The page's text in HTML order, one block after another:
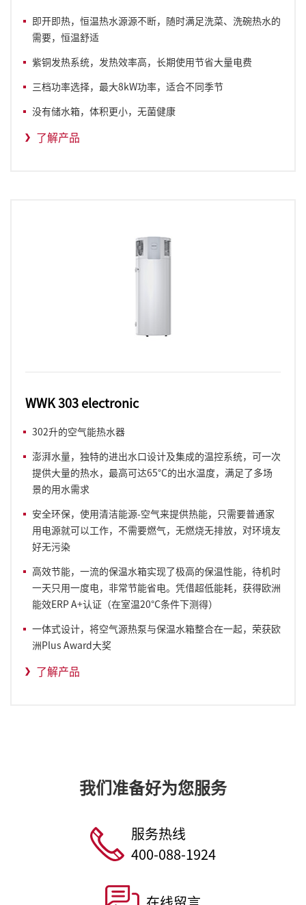
即开即热，恒温热水源源不断，随时满足洗菜、洗碗热水的
需要，恒温舒适
紫铜发热系统，发热效率高，长期使用节省大量电费
三档功率选择，最大8kW功率，适合不同季节
没有储水箱，体积更小，无菌健康
了解产品
WWK 303 electronic
302升的空气能热水器
澎湃水量，独特的进出水口设计及集成的温控系统，可一次
提供大量的热水，最高可达65°C的出水温度，满足了多场
景的用水需求
安全环保，使用清洁能源-空气来提供热能，只需要普通家
用电源就可以工作，不需要燃气，无燃烧无排放，对环境友
好无污染
高效节能，一流的保温水箱实现了极高的保温性能，待机时
一天只用一度电，非常节能省电。凭借超低能耗，获得欧洲
能效ERP A+认证（在室温20°C条件下测得）
一体式设计，将空气源热泵与保温水箱整合在一起，荣获欧
洲Plus Award大奖
了解产品
我们准备好为您服务
服务热线
400-088-1924